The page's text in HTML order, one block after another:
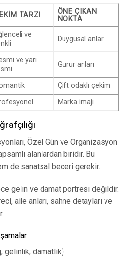
TARZI
ÖNE ÇIKAN
NOKTA
ve
Duygusal anlar
ve yarı
Gurur anları
Çift odaklı çekim
Marka imajı
Özel Gün ve Organizasyon
alanlardan biridir. Bu
de sanatsal beceri gerekir.
gelin ve damat portresi değildir.
aile anları, sahne detayları ve
gelinlik, damatlık)